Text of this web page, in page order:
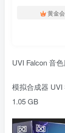
黄金
UVI
模拟合成器 UVI
1.05 GB